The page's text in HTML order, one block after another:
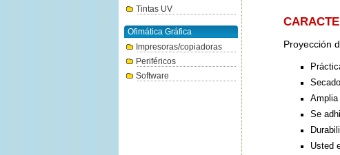
Tintas UV
Ofimática Gráfica
Impresoras/copiadoras
Periféricos
Software
Proyección
Amplia
Se
Usted